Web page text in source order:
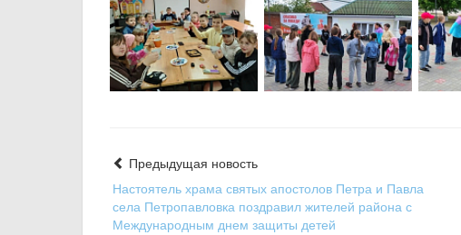
Предыдущая новость
Настоятель храма святых апостолов Петра и Павла
села Петропавловка поздравил жителей района с
Международным днем защиты детей